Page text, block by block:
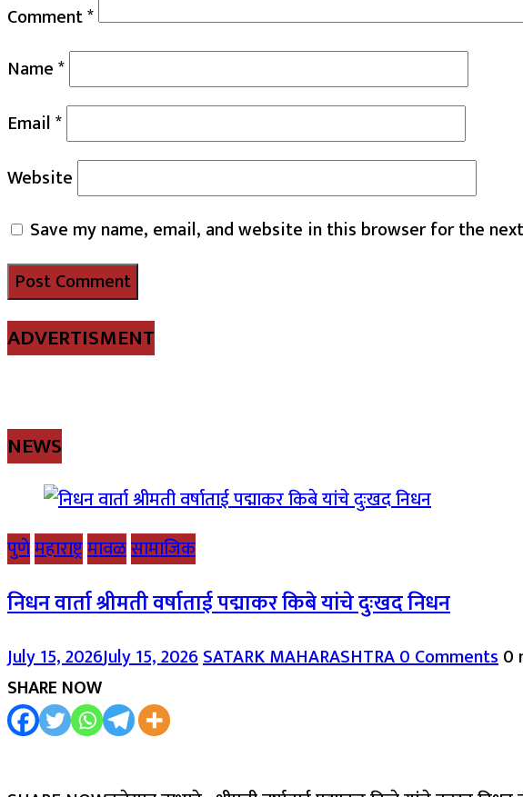
Comment*
Name*
Email*
Website
Save my name, email, and website in this browser for the
ADVERTISMENT
NEWS
पुणेमहाराष्ट्रमावळसामाजिक
निधन वार्ता श्रीमती वर्षाताई पद्माकर किबे यांचे दुःखद निधन
July 15, 2026July 15, 2026SATARK MAHARASHTRA0 Comments0
SHARE NOW